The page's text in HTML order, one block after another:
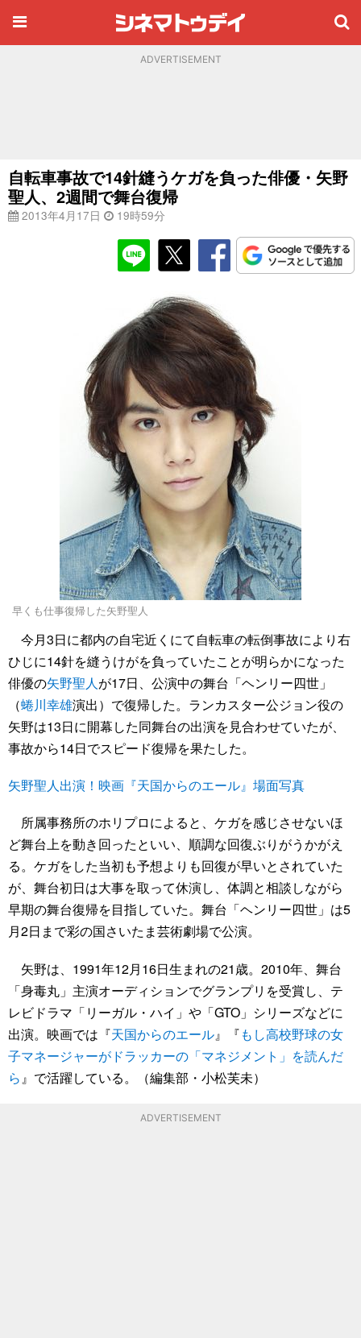
ADVERTISEMENT
自転車事故で14針縫うケガを負った俳優・矢野
聖人、2週間で舞台復帰
2013年4月17日 19時59分
早くも仕事復帰した矢野聖人
今月3日に都内の自宅近くにて自転車の転倒事故により右
ひじに14針を縫うけがを負っていたことが明らかになった
俳優の矢野聖人が17日、公演中の舞台「ヘンリー四世」
（蜷川幸雄演出）で復帰した。ランカスター公ジョン役の
矢野は13日に開幕した同舞台の出演を見合わせていたが、
事故から14日でスピード復帰を果たした。
矢野聖人出演！映画『天国からのエール』場面写真
所属事務所のホリプロによると、ケガを感じさせないほ
ど舞台上を動き回ったといい、順調な回復ぶりがうかがえ
る。ケガをした当初も予想よりも回復が早いとされていた
が、舞台初日は大事を取って休演し、体調と相談しながら
早期の舞台復帰を目指していた。舞台「ヘンリー四世」は5
月2日まで彩の国さいたま芸術劇場で公演。
矢野は、1991年12月16日生まれの21歳。2010年、舞台
「身毒丸」主演オーディションでグランプリを受賞し、テ
レビドラマ「リーガル・ハイ」や「GTO」シリーズなどに
出演。映画では『天国からのエール』『もし高校野球の女
子マネージャーがドラッカーの「マネジメント」を読んだ
ら 』で活躍している。（編集部・小松芙未）
ADVERTISEMENT